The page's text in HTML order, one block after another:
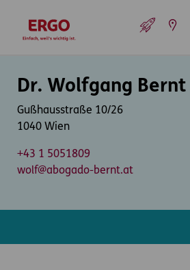
zur Startseite
Dr. Wolfgang Bernt
Gußhausstraße 10/26
1040 Wien
+43 1 5051809
wolf@abogado-bernt.at